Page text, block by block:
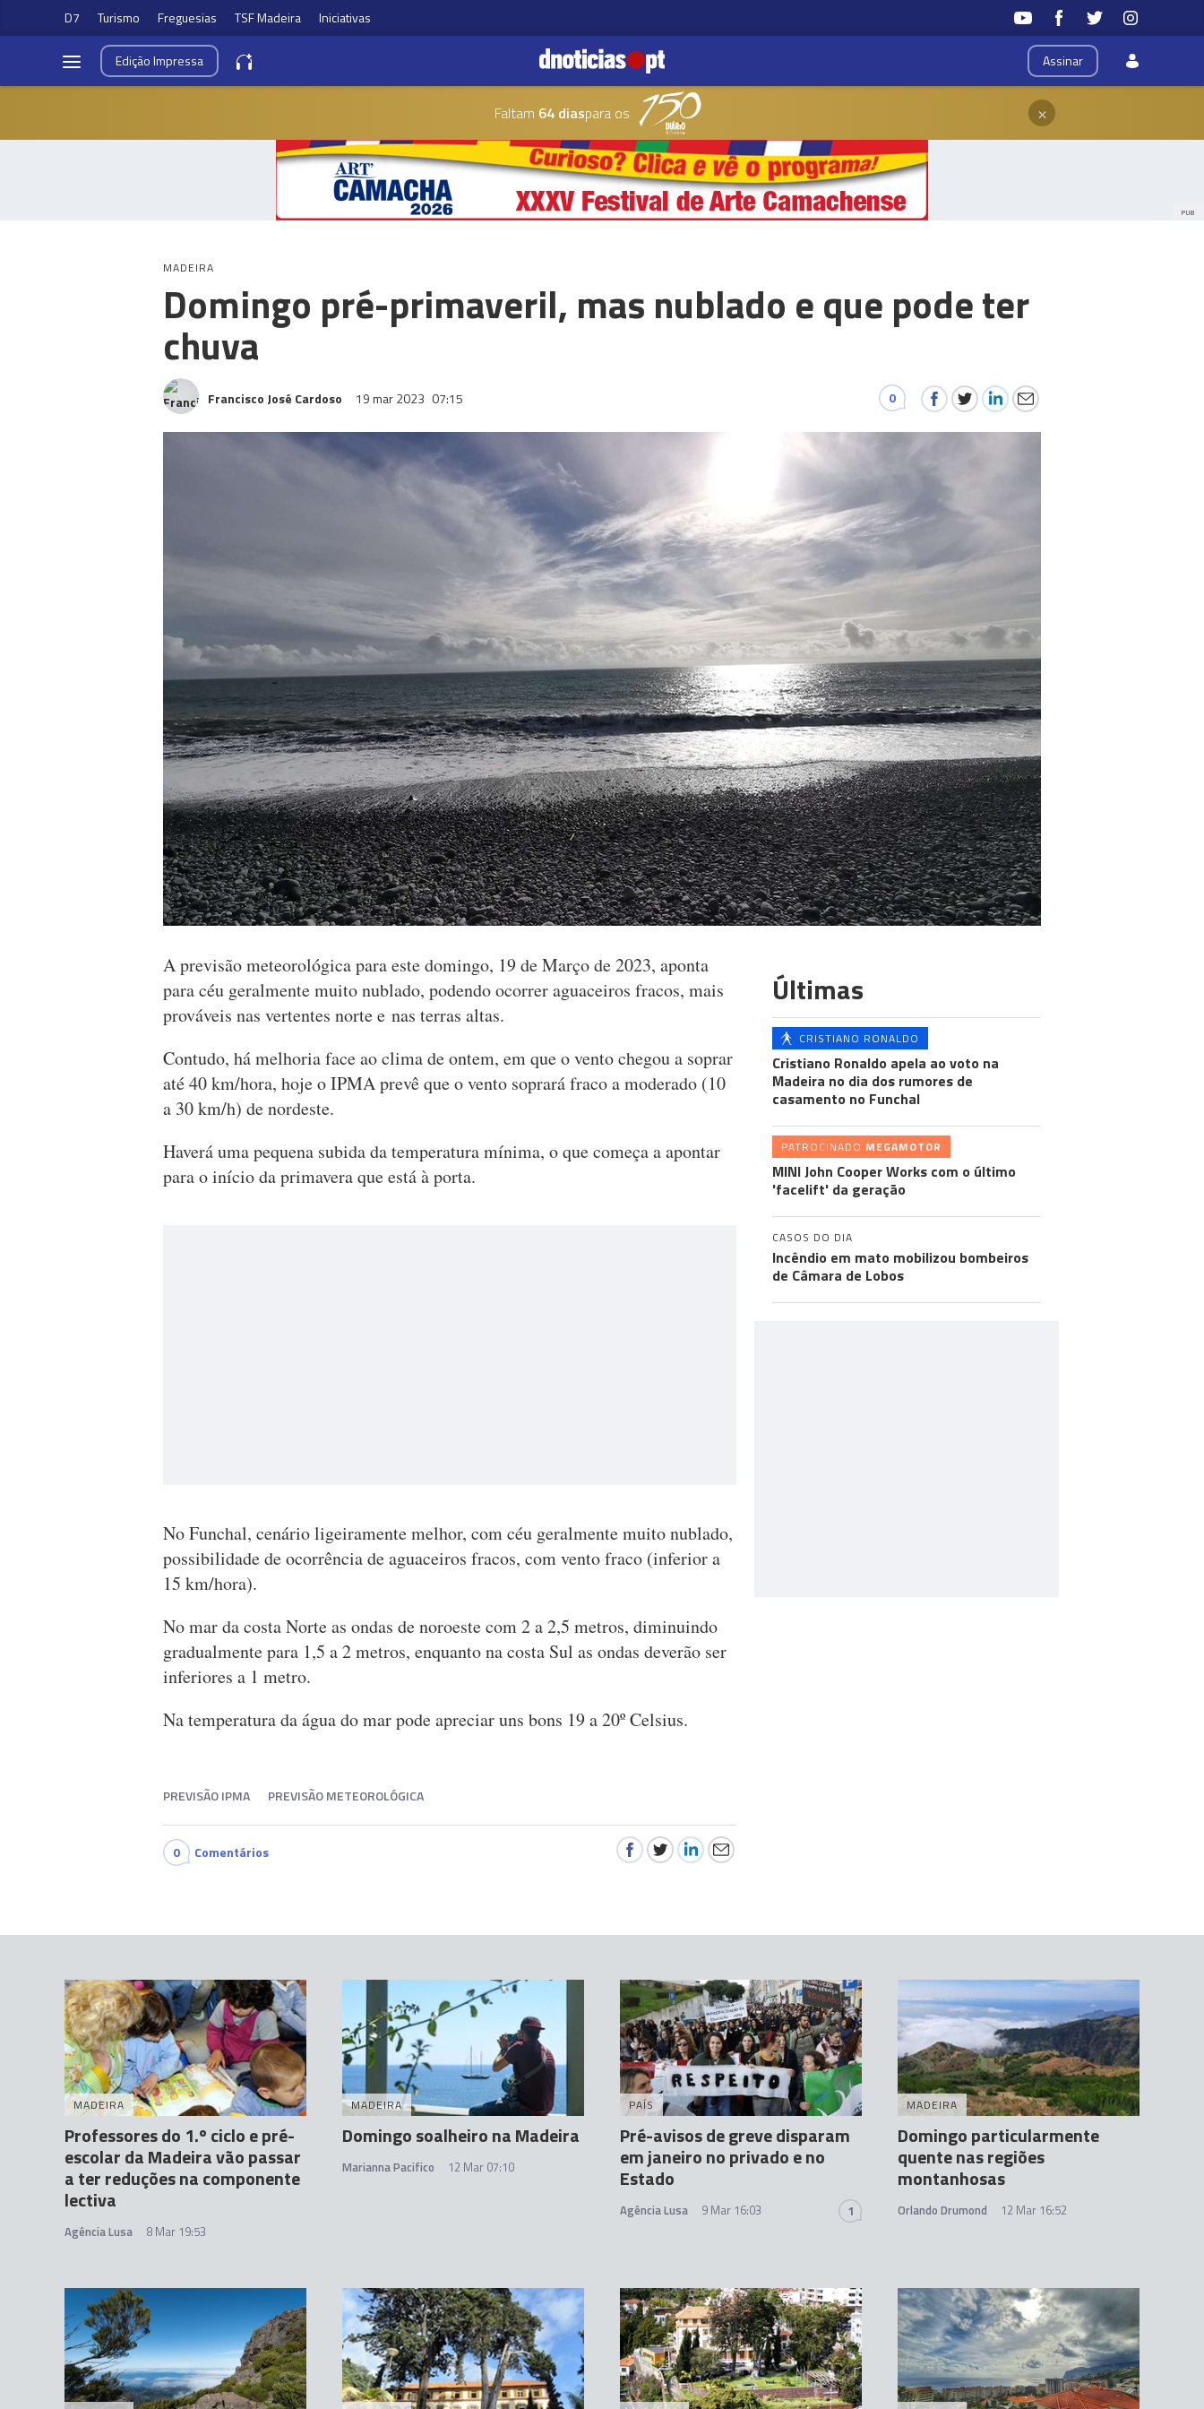
D7 Turismo Freguesias TSF Madeira Iniciativas
Assinar
EdiçãoImpressa
Faltam 64 diaspara os ×
PUB
MADEIRA
Domingo pré-primaveril, mas nublado e que pode ter
chuva
Francisco José Cardoso 19 mar 2023 07:15 0
A previsão meteorológica para este domingo, 19 de Março de 2023, aponta
para céu geralmente muito nublado, podendo ocorrer aguaceiros fracos, mais
prováveis nas vertentes norte e nas terras altas.
Contudo, há melhoria face ao clima de ontem, em que o vento chegou a soprar
até 40 km/hora, hoje o IPMA prevê que o vento soprará fraco a moderado (10
a 30 km/h) de nordeste.
Haverá uma pequena subida da temperatura mínima, o que começa a apontar
para o início da primavera que está à porta.
No Funchal, cenário ligeiramente melhor, com céu geralmente muito nublado,
possibilidade de ocorrência de aguaceiros fracos, com vento fraco (inferior a
15 km/hora).
No mar da costa Norte as ondas de noroeste com 2 a 2,5 metros, diminuindo
gradualmente para 1,5 a 2 metros, enquanto na costa Sul as ondas deverão ser
inferiores a 1 metro.
Na temperatura da água do mar pode apreciar uns bons 19 a 20º Celsius.
PREVISÃO IPMA PREVISÃO METEOROLÓGICA
0 Comentários
Últimas
CRISTIANO RONALDO
Cristiano Ronaldo apela ao voto na
Madeira no dia dos rumores de
casamento no Funchal
PATROCINADO MEGAMOTOR
MINI John Cooper Works com o último
'facelift' da geração
CASOS DO DIA
Incêndio em mato mobilizou bombeiros
de Câmara de Lobos
MADEIRA
Professores do 1.º ciclo e pré-
escolar da Madeira vão passar
a ter reduções na componente
lectiva
Agência Lusa 8 Mar 19:53
MADEIRA
Domingo soalheiro na Madeira
Marianna Pacifico 12 Mar 07:10
PAÍS
Pré-avisos de greve disparam
em janeiro no privado e no
Estado
Agência Lusa 9 Mar 16:03 1
MADEIRA
Domingo particularmente
quente nas regiões
montanhosas
Orlando Drumond 12 Mar 16:52